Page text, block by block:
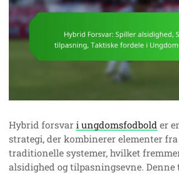
Hybrid forsvari ungdomsfodbold er
strategi, der kombinerer elementer
traditionelle systemer, hvilket
alsidighed og tilpasningsevne.